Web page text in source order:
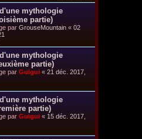
mythologie
partie)
par GrouseMountain « 02
mythologie
partie)
par Guigui « 21 déc. 2017,
mythologie
partie)
par Guigui « 15 déc. 2017,